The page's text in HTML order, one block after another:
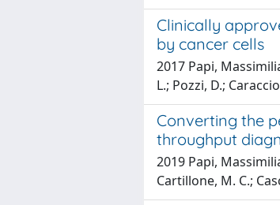
Clinically
by cancer cells
2017 Papi,
L.; Pozzi, D.;
Converting the
throughput
2019 Papi,
Cartillone, M. C.;